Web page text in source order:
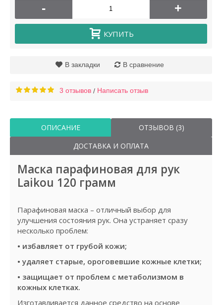
- +
КУПИТЬ
В закладки В сравнение
3 отзывов / Написать отзыв
ОПИСАНИЕ
ОТЗЫВОВ (3)
ДОСТАВКА И ОПЛАТА
Маска парафиновая для рук
Laikou 120 грамм
Парафиновая маска – отличный выбор для
улучшения состояния рук. Она устраняет сразу
несколько проблем:
• избавляет от грубой кожи;
• удаляет старые, ороговевшие кожные клетки;
• защищает от проблем с метаболизмом в
кожных клетках.
Изготавливается данное средство на основе